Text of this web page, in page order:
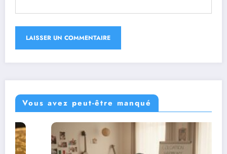
Vous avez peut-être manqué